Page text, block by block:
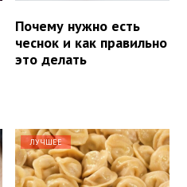
Почему нужно есть
чеснок и как правильно
это делать
ЛУЧШЕЕ